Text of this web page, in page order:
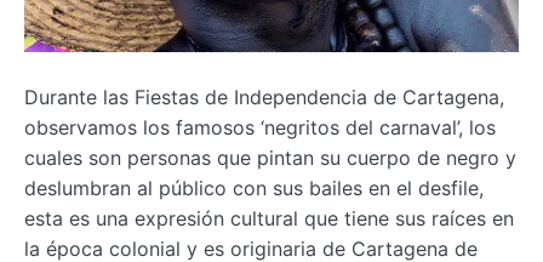
Durante las Fiestas de Independencia de Cartagena,
observamos los famosos ‘negritos del carnaval’, los
cuales son personas que pintan su cuerpo de negro y
deslumbran al público con sus bailes en el desfile,
esta es una expresión cultural que tiene sus raíces en
la época colonial y es originaria de Cartagena de